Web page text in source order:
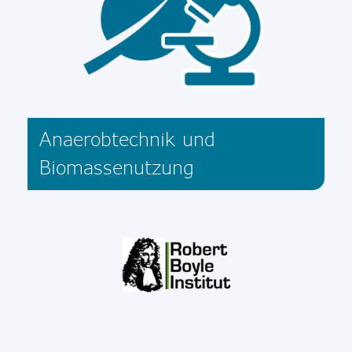
Anaerobtechnik und
Biomassenutzung